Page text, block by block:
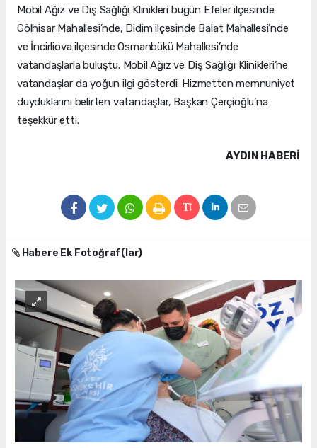
Mobil Ağız ve Diş Sağlığı Klinikleri bugün Efeler ilçesinde
Gölhisar Mahallesi’nde, Didim ilçesinde Balat Mahallesi’nde
ve İncirliova ilçesinde Osmanbükü Mahallesi’nde
vatandaşlarla buluştu. Mobil Ağız ve Diş Sağlığı Klinikleri’ne
vatandaşlar da yoğun ilgi gösterdi. Hizmetten memnuniyet
duyduklarını belirten vatandaşlar, Başkan Çerçioğlu’na
teşekkür etti.
AYDIN HABERİ
Habere Ek Fotoğraf(lar)